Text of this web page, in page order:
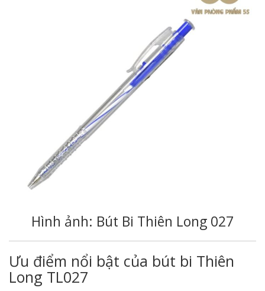
Hình ảnh: Bút Bi Thiên Long 027
Ưu điểm nổi bật của bút bi Thiên
Long TL027